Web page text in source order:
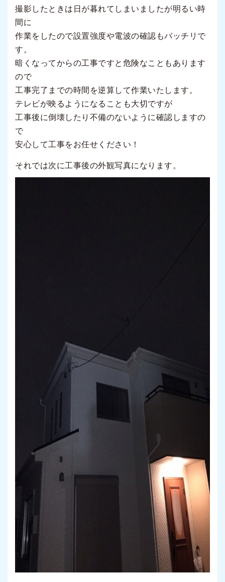
撮影したときは日が暮れてしまいましたが明るい時
間に
作業をしたので設置強度や電波の確認もバッチリで
す。
暗くなってからの工事ですと危険なこともあります
ので
工事完了までの時間を逆算して作業いたします。
テレビが映るようになることも大切ですが
工事後に倒壊したり不備のないように確認しますの
で
安心して工事をお任せください！
それでは次に工事後の外観写真になります。